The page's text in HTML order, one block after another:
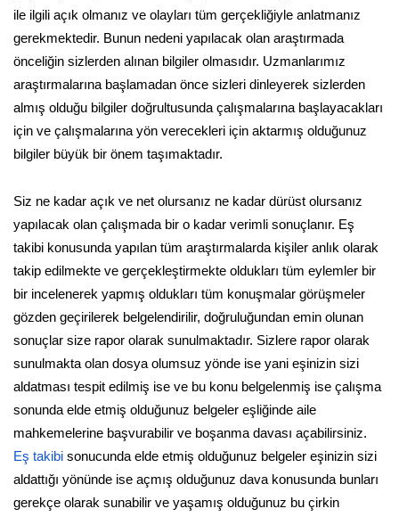
ile ilgili açık olmanız ve olayları tüm gerçekliğiyle anlatmanız
gerekmektedir. Bunun nedeni yapılacak olan araştırmada
önceliğin sizlerden alınan bilgiler olmasıdır. Uzmanlarımız
araştırmalarına başlamadan önce sizleri dinleyerek sizlerden
almış olduğu bilgiler doğrultusunda çalışmalarına başlayacakları
için ve çalışmalarına yön verecekleri için aktarmış olduğunuz
bilgiler büyük bir önem taşımaktadır.
Siz ne kadar açık ve net olursanız ne kadar dürüst olursanız
yapılacak olan çalışmada bir o kadar verimli sonuçlanır. Eş
takibi konusunda yapılan tüm araştırmalarda kişiler anlık olarak
takip edilmekte ve gerçekleştirmekte oldukları tüm eylemler bir
bir incelenerek yapmış oldukları tüm konuşmalar görüşmeler
gözden geçirilerek belgelendirilir, doğruluğundan emin olunan
sonuçlar size rapor olarak sunulmaktadır. Sizlere rapor olarak
sunulmakta olan dosya olumsuz yönde ise yani eşinizin sizi
aldatması tespit edilmiş ise ve bu konu belgelenmiş ise çalışma
sonunda elde etmiş olduğunuz belgeler eşliğinde aile
mahkemelerine başvurabilir ve boşanma davası açabilirsiniz.
Eş takibi sonucunda elde etmiş olduğunuz belgeler eşinizin sizi
aldattığı yönünde ise açmış olduğunuz dava konusunda bunları
gerekçe olarak sunabilir ve yaşamış olduğunuz bu çirkin